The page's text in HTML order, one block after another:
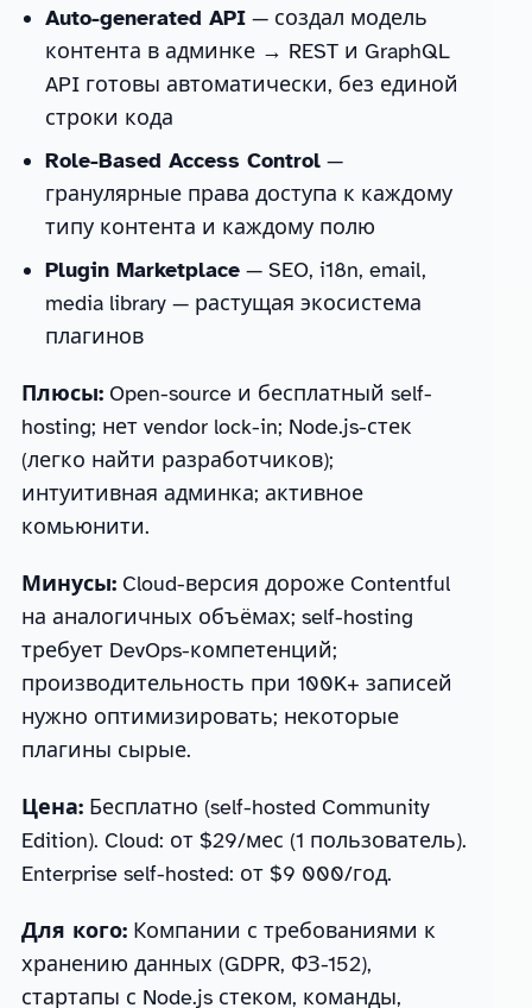
Auto-generated API— создал модель
контента в админке → REST и GraphQL
API готовы автоматически, без единой
строки кода
Role-Based Access Control—
гранулярные права доступа к каждому
типу контента и каждому полю
Plugin Marketplace— SEO, i18n, email,
media library — растущая экосистема
плагинов
Плюсы:Open-source и бесплатный self-
hosting; нет vendor lock-in; Node.js-стек
(легко найти разработчиков);
интуитивная админка; активное
комьюнити.
Минусы:Cloud-версия дороже Contentful
на аналогичных объёмах; self-hosting
требует DevOps-компетенций;
производительность при 100K+ записей
нужно оптимизировать; некоторые
плагины сырые.
Цена:Бесплатно (self-hosted Community
Edition). Cloud: от $29/мес (1 пользователь).
Enterprise self-hosted: от $9 000/год.
Для кого:Компании с требованиями к
хранению данных (GDPR, ФЗ-152),
стартапы с Node.js стеком, команды,